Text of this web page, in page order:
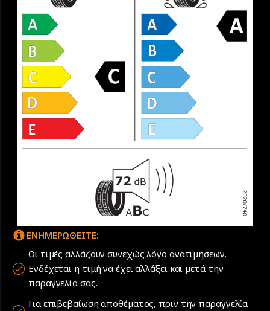
ΕΝΗΜΕΡΩΘΕΙΤΕ:
Οι τιμές αλλάζουν συνεχώς λόγο ανατιμήσεων.
Ενδέχεται η τιμή να έχει αλλάξει και μετά την
παραγγελία σας.
Για επιβεβαίωση αποθέματος, πριν την παραγγελία